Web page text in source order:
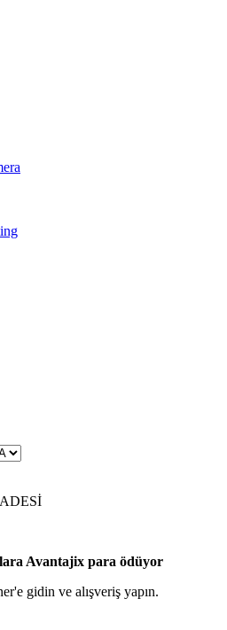
Avantajix para ödüyor
gidin ve alışveriş yapın.